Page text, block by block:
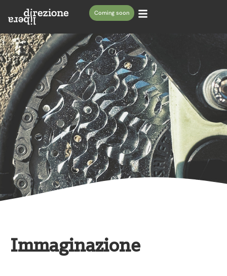
Coming soon
Immaginazione